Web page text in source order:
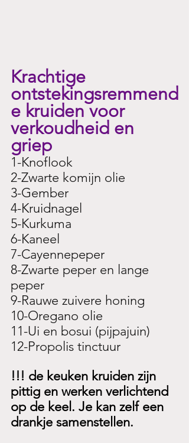
Krachtige
ontstekingsremmend
e kruiden voor
verkoudheid en
griep
1-Knoflook
2-Zwarte komijn olie
3-Gember
4-Kruidnagel
5-Kurkuma
6-Kaneel
7-Cayennepeper
8-Zwarte peper en lange
peper
9-Rauwe zuivere honing
10-Oregano olie
11-Ui en bosui (pijpajuin)
12-Propolis tinctuur
!!! de keuken kruiden zijn
pittig en werken verlichtend
op de keel. Je kan zelf een
drankje samenstellen.